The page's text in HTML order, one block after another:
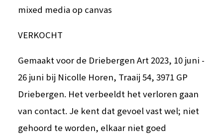
mixed media op canvas
VERKOCHT
Gemaakt voor de Driebergen Art 2023, 10 juni -
26 juni bij Nicolle Horen, Traaij 54, 3971 GP
Driebergen. Het verbeeldt het verloren gaan
van contact. Je kent dat gevoel vast wel; niet
gehoord te worden, elkaar niet goed